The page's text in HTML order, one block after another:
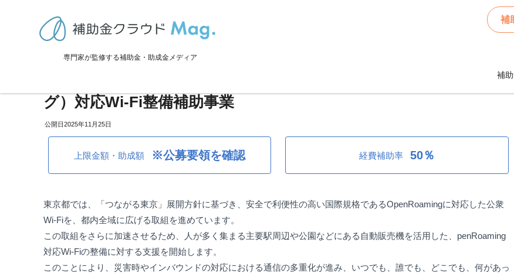
専門家が監修する補助金・助成金メディア
補
補
>補助金・助成金詳細
東京都：自動販売機を活用したOpenRoaming（オープンローミン
グ）対応Wi-Fi整備補助事業
2025年11月25日
上限金額・助成額 ※公募要領を確認 経費補助率 50％
東京都では、「つながる東京」展開方針に基づき、安全で利便性の高い国際規格であるOpenRoamingに対応した公衆
Wi-Fiを、都内全域に広げる取組を進めています。
この取組をさらに加速させるため、人が多く集まる主要駅周辺や公園などにある自動販売機を活用した、penRoaming
対応Wi-Fiの整備に対する支援を開始します。
このことにより、災害時やインバウンドの対応における通信の多重化が進み、いつでも、誰でも、どこでも、何があっ